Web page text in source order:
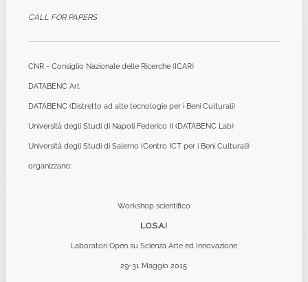
CALL FOR PAPERS
CNR - Consiglio Nazionale delle Ricerche (ICAR)
DATABENC Art
DATABENC (Distretto ad alte tecnologie per i Beni Culturali)
Università degli Studi di Napoli Federico II (DATABENC Lab)
Università degli Studi di Salerno (Centro ICT per i Beni Culturali)
organizzano:
Workshop scientifico
L.O.S.A.I
Laboratori Open su Scienza Arte ed Innovazione
29-31 Maggio 2015